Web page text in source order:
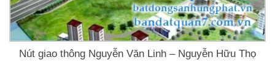
Nút giao thông Nguyễn Văn Linh – Nguyễn Hữu Thọ